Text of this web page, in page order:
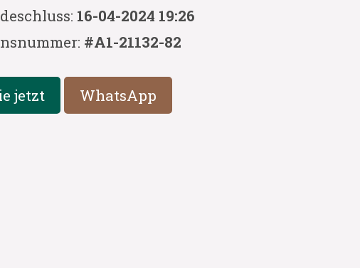
16-04-2024 19:26
#A1-21132-82
jetzt WhatsApp